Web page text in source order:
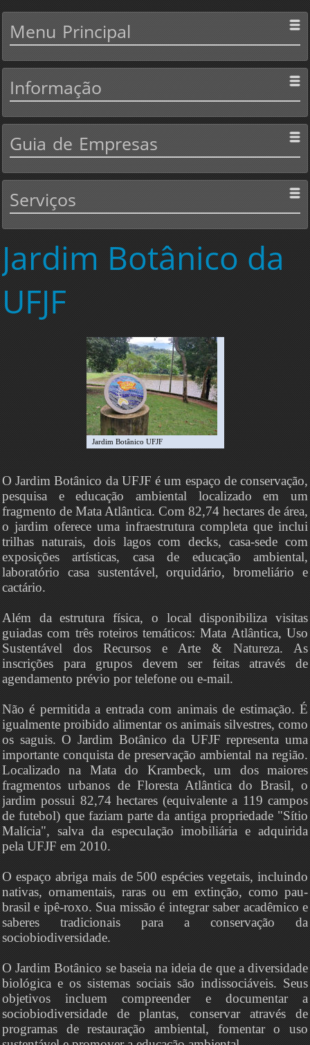
Menu Principal
Informação
Guia de Empresas
Serviços
Jardim Botânico da
UFJF
Jardim Botânico UFJF
O Jardim Botânico da UFJF é um espaço de conservação,
pesquisa e educação ambiental localizado em um
fragmento de Mata Atlântica. Com 82,74 hectares de área,
o jardim oferece uma infraestrutura completa que inclui
trilhas naturais, dois lagos com decks, casa-sede com
exposições artísticas, casa de educação ambiental,
laboratório casa sustentável, orquidário, bromeliário e
cactário.
Além da estrutura física, o local disponibiliza visitas
guiadas com três roteiros temáticos: Mata Atlântica, Uso
Sustentável dos Recursos e Arte & Natureza. As
inscrições para grupos devem ser feitas através de
agendamento prévio por telefone ou e-mail.
Não é permitida a entrada com animais de estimação. É
igualmente proibido alimentar os animais silvestres, como
os saguis. O Jardim Botânico da UFJF representa uma
importante conquista de preservação ambiental na região.
Localizado na Mata do Krambeck, um dos maiores
fragmentos urbanos de Floresta Atlântica do Brasil, o
jardim possui 82,74 hectares (equivalente a 119 campos
de futebol) que faziam parte da antiga propriedade "Sítio
Malícia", salva da especulação imobiliária e adquirida
pela UFJF em 2010.
O espaço abriga mais de 500 espécies vegetais, incluindo
nativas, ornamentais, raras ou em extinção, como pau-
brasil e ipê-roxo. Sua missão é integrar saber acadêmico e
saberes tradicionais para a conservação da
sociobiodiversidade.
O Jardim Botânico se baseia na ideia de que a diversidade
biológica e os sistemas sociais são indissociáveis. Seus
objetivos incluem compreender e documentar a
sociobiodiversidade de plantas, conservar através de
programas de restauração ambiental, fomentar o uso